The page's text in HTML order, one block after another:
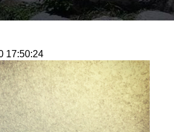
17:50:24